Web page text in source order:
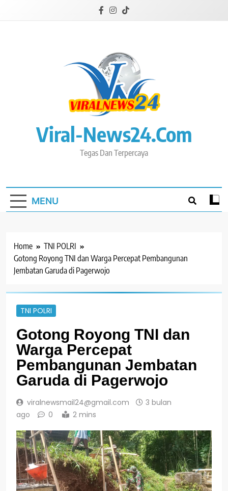
Viral-News24.com
Tegas Dan Terpercaya
MENU
Home
TNI POLRI
Gotong Royong TNI dan Warga Percepat Pembangunan
Jembatan Garuda di Pagerwojo
TNI POLRI
Gotong Royong TNI dan
Warga Percepat
Pembangunan Jembatan
Garuda di Pagerwojo
viralnewsmail24@gmail.com
3 bulan
ago
0 2 mins